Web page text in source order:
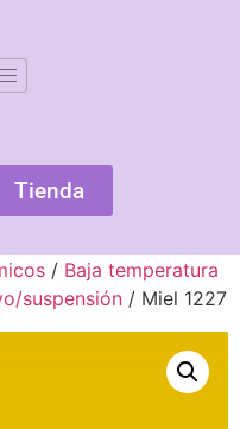
Tienda
/ Baja temperatura
suspensión / Miel 1227